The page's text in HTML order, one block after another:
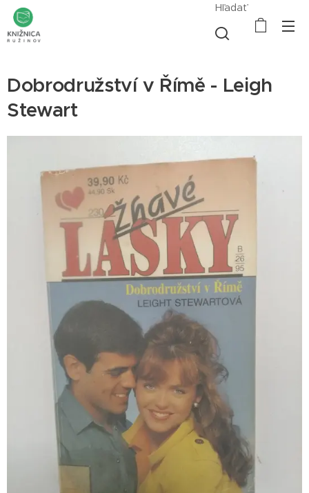
Hľadať
Dobrodružství v Římě - Leigh
Stewart